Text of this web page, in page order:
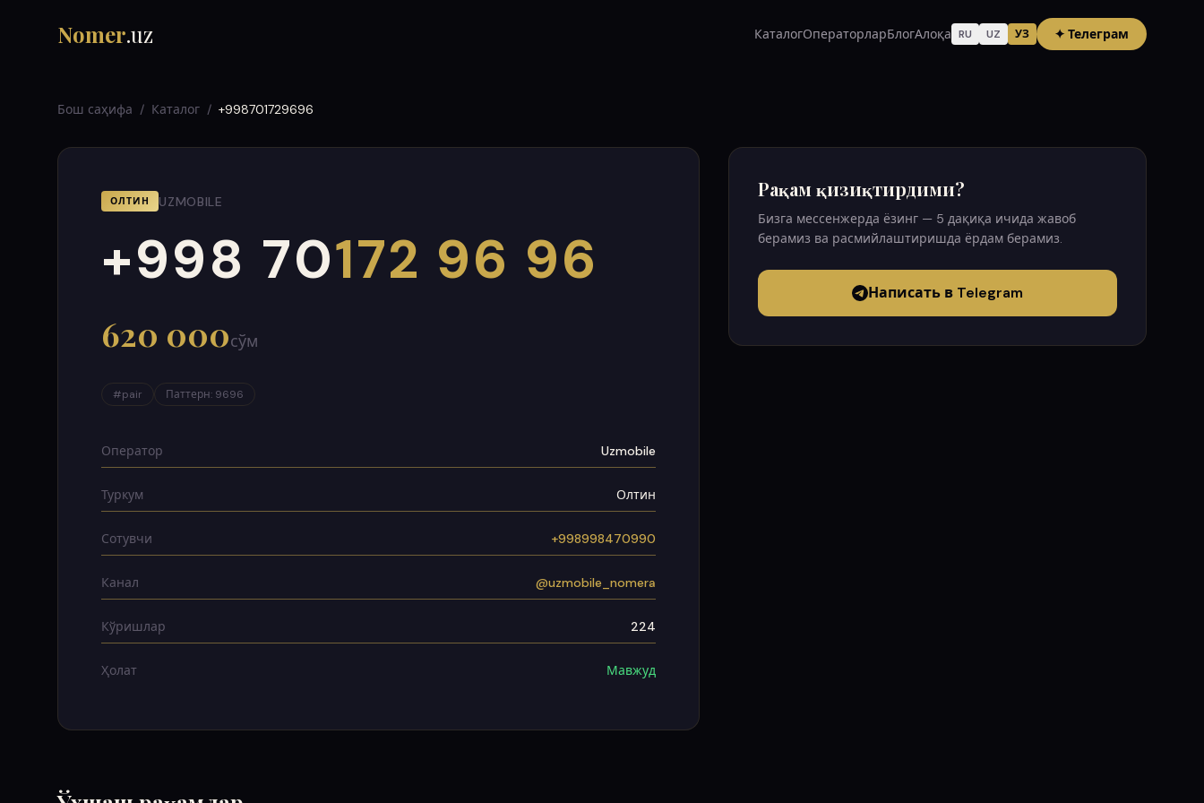
Nomer.uz КаталогОператорларБлогАлоқа RU UZ УЗ ✦ Телеграм
Бош саҳифа / Каталог / +998701729696
ОЛТИН UZMOBILE
+998 70172 96 96
000
999
620 000сўм
#pair Паттерн: 9696
Оператор Uzmobile
Туркум Олтин
Сотувчи +998998470990
Канал @uzmobile_nomera
Кўришлар 224
Ҳолат Мавжуд
Рақам қизиқтирдими?
Бизга мессенжерда ёзинг — 5 дақиқа ичида жавоб
берамиз ва расмийлаштиришда ёрдам берамиз.
Написать в Telegram